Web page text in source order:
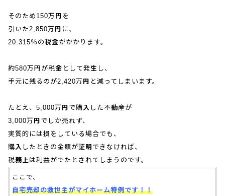
そのため150万円を
引いた2,850万円に、
20.315％の税金がかかります。
約580万円が税金として発生し、
手元に残るのが2,420万円と減ってしまいます。
たとえ、5,000万円で購入した不動産が
3,000万円でしか売れず、
実質的には損をしている場合でも、
購入したときの金額が証明できなければ、
税務上は利益がでたとされてしまうのです。
ここで、
自宅売却の救世主がマイホーム特例です！！